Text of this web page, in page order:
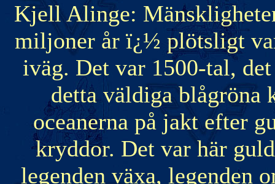
Kjell Alinge:
miljoner år ï¿½ plötsligt
iväg. Det var 1500-tal,
detta väldiga blågröna
oceanerna på jakt efter
kryddor. Det var här
legenden växa, legenden